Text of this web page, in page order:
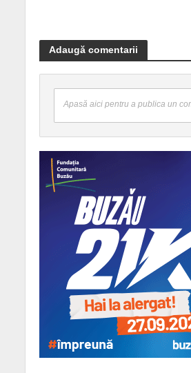
Adaugă comentarii
Apasă aici pentru a publica un